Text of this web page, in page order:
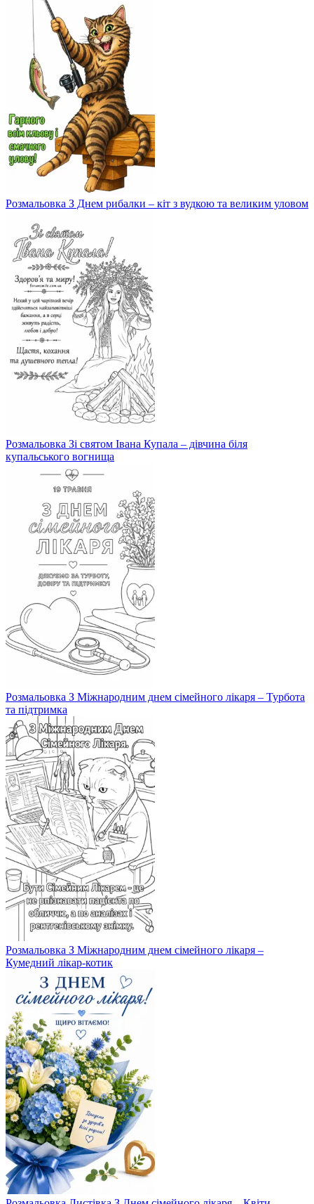
Розмальовка З Днем рибалки – кіт з вудкою та великим уловом
Розмальовка Зі святом Івана Купала – дівчина біля
купальського вогнища
Розмальовка З Міжнародним днем сімейного лікаря – Турбота
та підтримка
Розмальовка З Міжнародним днем сімейного лікаря –
Кумедний лікар-котик